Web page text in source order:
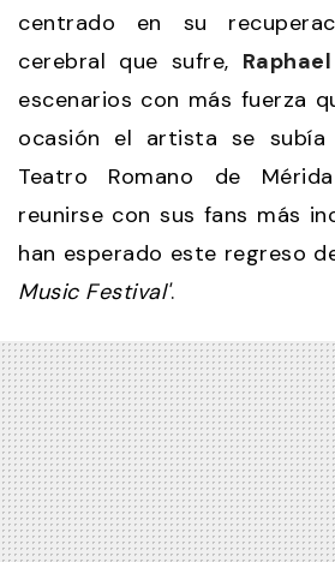
centrado en su
cerebral que sufre, Raphael
escenarios con más fuerza
ocasión el artista se subía
Teatro Romano de
reunirse con sus fans más
han esperado este regreso
Music Festival'.